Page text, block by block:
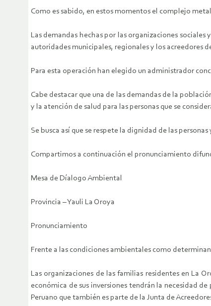
Como es sabido, en estos momentos el complejo
Las demandas hechas por las organizaciones
autoridades municipales, regionales y los acreedores
Para esta operación han elegido un administrador
Cabe destacar que una de las demandas de la
y la atención de salud para las personas que se
Se busca así que se respete la dignidad de las
Compartimos a continuación el pronunciamiento
Mesa de Díalogo Ambiental
Provincia – Yauli La Oroya
Pronunciamiento
Frente a las condiciones ambientales como
Las organizaciones de las familias residentes en La
económica de sus inversiones tendrán la necesidad
Peruano que también es parte de la Junta de